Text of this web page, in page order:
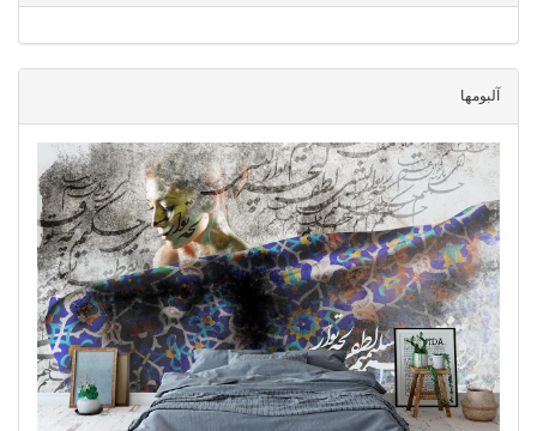
آلبومها